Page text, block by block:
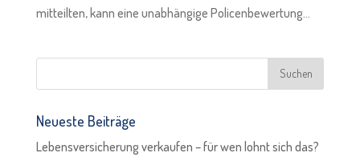
mitteilten, kann eine unabhängige Policenbewertung...
Neueste Beiträge
Lebensversicherung verkaufen – für wen lohnt sich das?